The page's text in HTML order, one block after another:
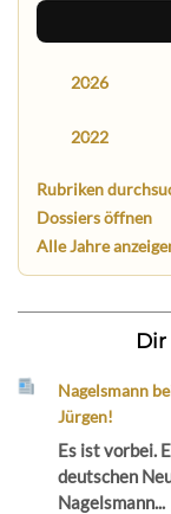
2026
2022
Rubriken
Dossiers öffnen
Alle Jahre
Nagelsmann
Jürgen!
Es ist vorbei.
deutschen
Nagelsmann...